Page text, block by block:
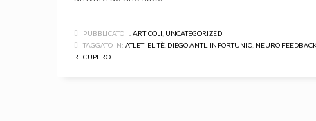
PUBBLICATO IL ARTICOLI UNCATEGORIZED
TAGGATO IN: ATLETI ELITÈ DIEGO ANTL INFORTUNIO NEURO
RECUPERO